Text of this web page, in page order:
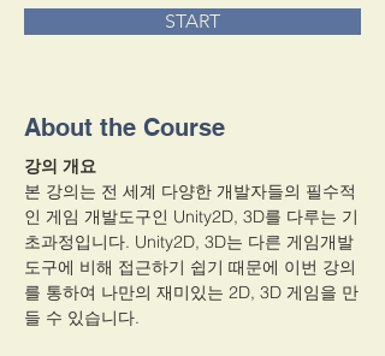
START
About the Course
강의 개요
본 강의는 전 세계 다양한 개발자들의 필수적
인 게임 개발도구인 Unity2D, 3D를 다루는 기
초과정입니다. Unity2D, 3D는 다른 게임개발
도구에 비해 접근하기 쉽기 때문에 이번 강의
를 통하여 나만의 재미있는 2D, 3D 게임을 만
들 수 있습니다.